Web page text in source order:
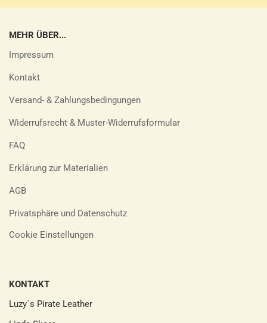
MEHR ÜBER...
Impressum
Kontakt
Versand- & Zahlungsbedingungen
Widerrufsrecht & Muster-Widerrufsformular
FAQ
Erklärung zur Materialien
AGB
Privatsphäre und Datenschutz
Cookie Einstellungen
KONTAKT
Luzy´s Pirate Leather